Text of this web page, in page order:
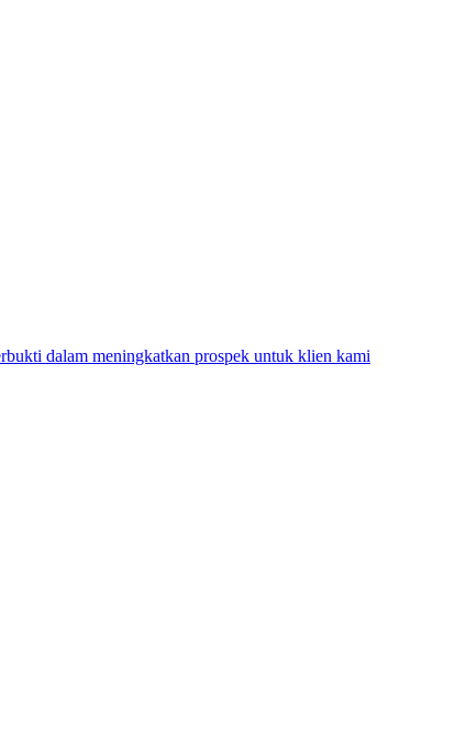
dalam meningkatkan prospek untuk klien kami